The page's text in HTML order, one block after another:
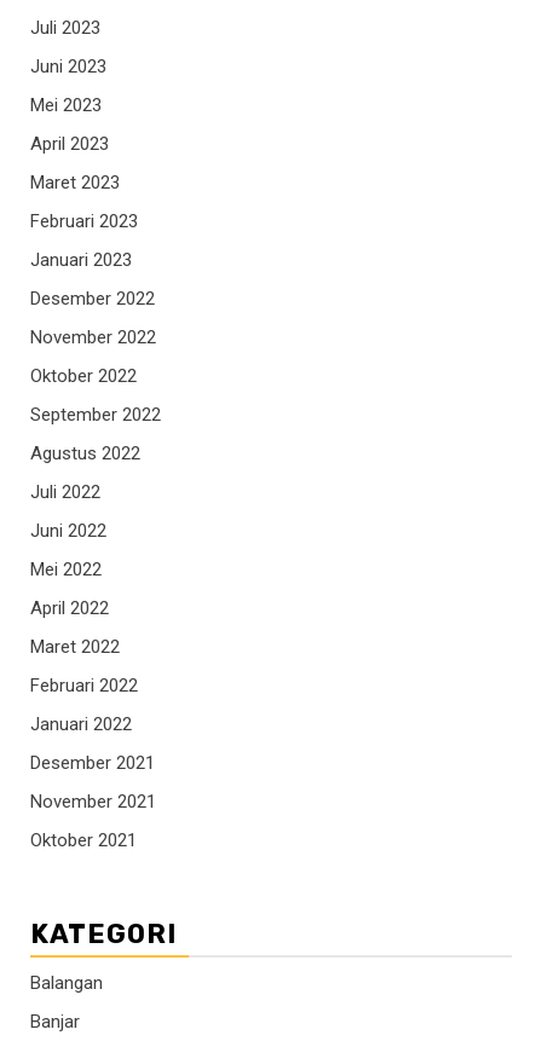
Juli 2023
Juni 2023
Mei 2023
April 2023
Maret 2023
Februari 2023
Januari 2023
Desember 2022
November 2022
Oktober 2022
September 2022
Agustus 2022
Juli 2022
Juni 2022
Mei 2022
April 2022
Maret 2022
Februari 2022
Januari 2022
Desember 2021
November 2021
Oktober 2021
KATEGORI
Balangan
Banjar